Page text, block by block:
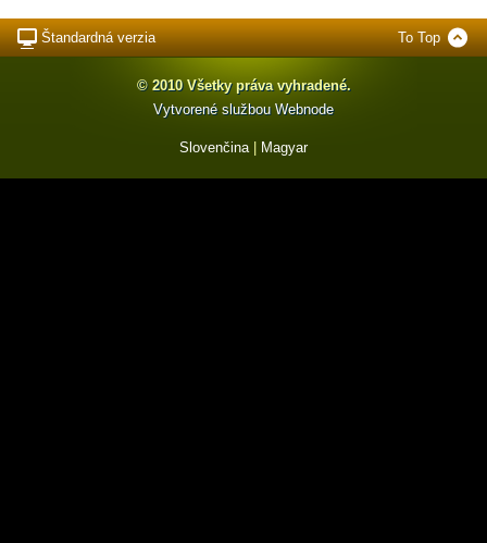
Štandardná verzia To Top
© 2010 Všetky práva vyhradené.
Vytvorené službou Webnode
Slovenčina| Magyar